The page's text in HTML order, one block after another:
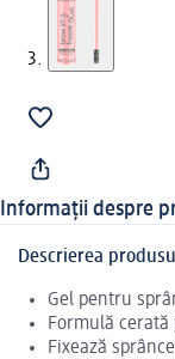
Informații despre
Descrierea
Gel pentru
Formulă
Fixează